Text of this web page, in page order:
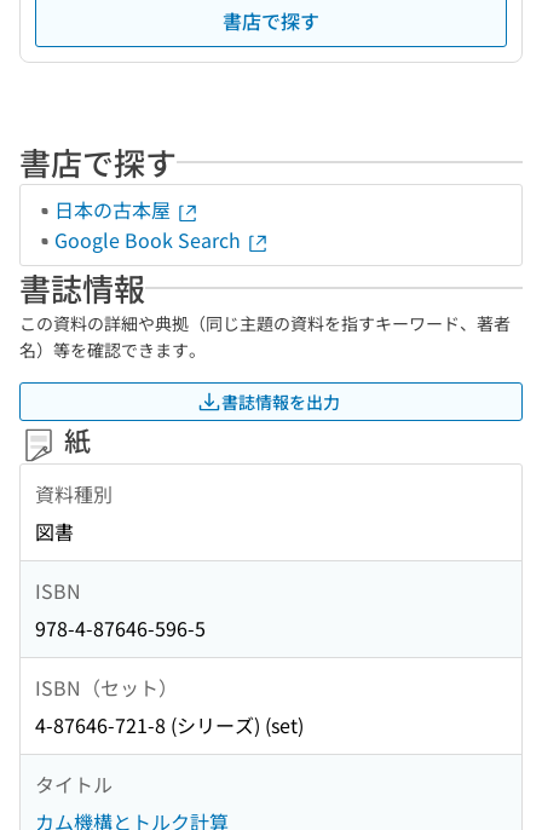
書店で探す
書店で探す
日本の古本屋
Google Book Search
書誌情報
この資料の詳細や典拠（同じ主題の資料を指すキーワード、著者
名）等を確認できます。
書誌情報を出力
紙
資料種別
図書
ISBN
978-4-87646-596-5
ISBN（セット）
4-87646-721-8 (シリーズ) (set)
タイトル
カム機構とトルク計算